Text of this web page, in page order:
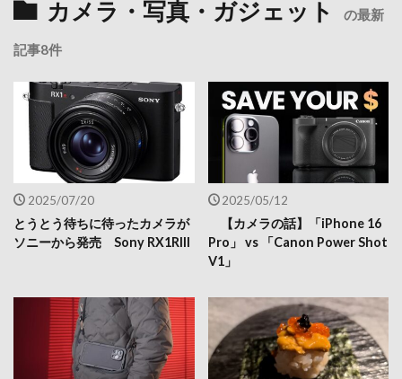
カメラ・写真・ガジェット の最新
記事8件
2025/07/20
とうとう待ちに待ったカメラが
ソニーから発売 Sony RX1RIII
2025/05/12
【カメラの話】「iPhone 16
Pro」 vs 「Canon Power Shot
V1」